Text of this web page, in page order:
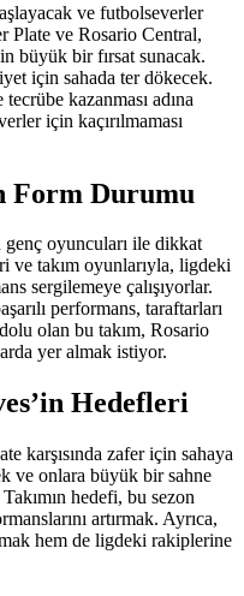
ve futbolseverler
ve Rosario Central,
büyük bir fırsat sunacak.
için sahada ter dökecek.
kazanması adına
için kaçırılmaması
Form Durumu
genç oyuncuları ile dikkat
ve takım oyunlarıyla, ligdeki
sergilemeye çalışıyorlar.
performans, taraftarları
olan bu takım, Rosario
yer almak istiyor.
Hedefleri
karşısında zafer için sahaya
ve onlara büyük bir sahne
hedefi, bu sezon
artırmak. Ayrıca,
hem de ligdeki rakiplerine